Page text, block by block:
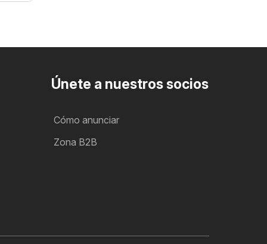
Únete a nuestros socios
Cómo anunciar
Zona B2B